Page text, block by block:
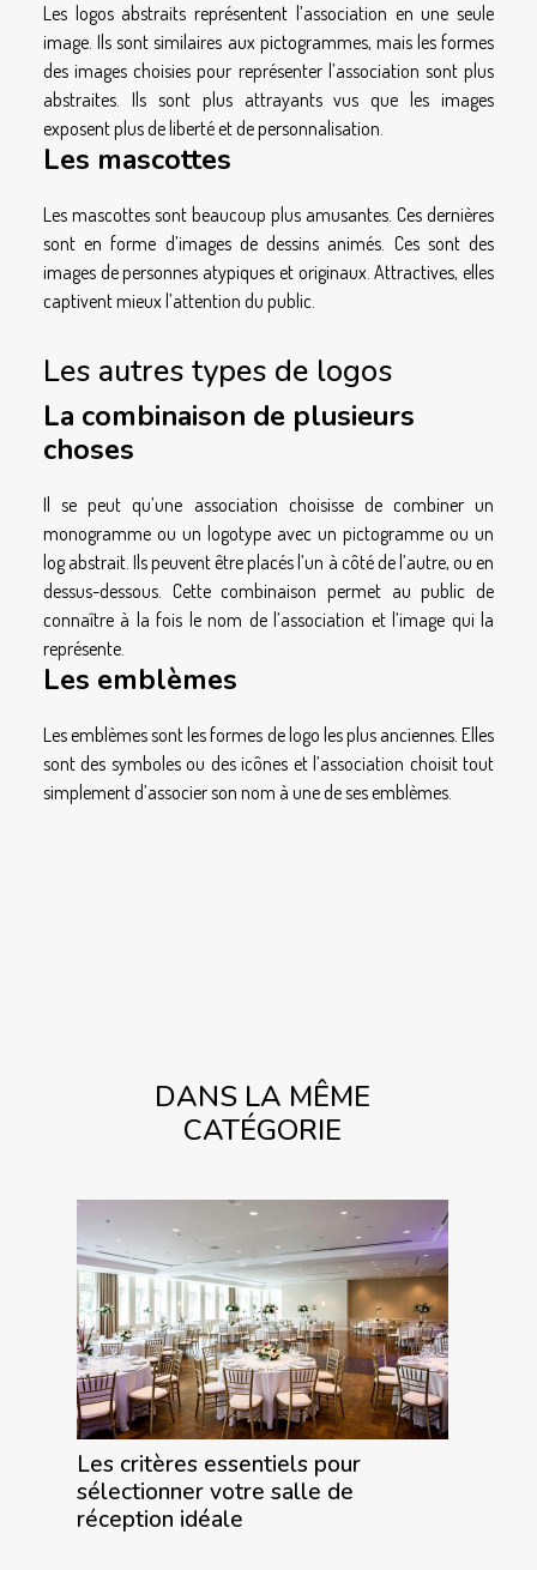
Les logos abstraits représentent l’association en une seule
image. Ils sont similaires aux pictogrammes, mais les formes
des images choisies pour représenter l’association sont plus
abstraites. Ils sont plus attrayants vus que les images
exposent plus de liberté et de personnalisation.
Les mascottes
Les mascottes sont beaucoup plus amusantes. Ces dernières
sont en forme d’images de dessins animés. Ces sont des
images de personnes atypiques et originaux. Attractives, elles
captivent mieux l’attention du public.
Les autres types de logos
La combinaison de plusieurs
choses
Il se peut qu’une association choisisse de combiner un
monogramme ou un logotype avec un pictogramme ou un
log abstrait. Ils peuvent être placés l’un à côté de l’autre, ou en
dessus-dessous. Cette combinaison permet au public de
connaître à la fois le nom de l’association et l’image qui la
représente.
Les emblèmes
Les emblèmes sont les formes de logo les plus anciennes. Elles
sont des symboles ou des icônes et l’association choisit tout
simplement d’associer son nom à une de ses emblèmes.
DANS LA MÊME
CATÉGORIE
Les critères essentiels pour
sélectionner votre salle de
réception idéale